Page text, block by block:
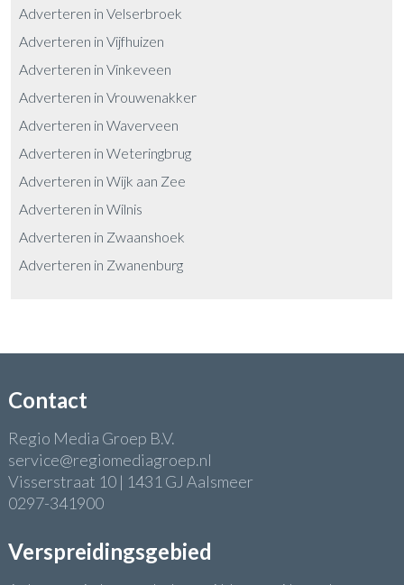
Adverteren in Velserbroek
Adverteren in Vijfhuizen
Adverteren in Vinkeveen
Adverteren in Vrouwenakker
Adverteren in Waverveen
Adverteren in Weteringbrug
Adverteren in Wijk aan Zee
Adverteren in Wilnis
Adverteren in Zwaanshoek
Adverteren in Zwanenburg
Contact
Regio Media Groep B.V.
service@regiomediagroep.nl
Visserstraat 10 | 1431 GJ Aalsmeer
0297-341900
Verspreidingsgebied